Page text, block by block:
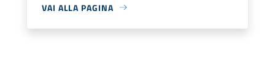
VAI ALLA PAGINA